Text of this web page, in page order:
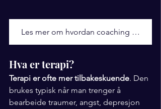
Les mer om hvordan coaching foregår i praksis
Hva er terapi?
Terapi er ofte mer tilbakeskuende. Den
brukes typisk når man trenger å
bearbeide traumer, angst, depresjon